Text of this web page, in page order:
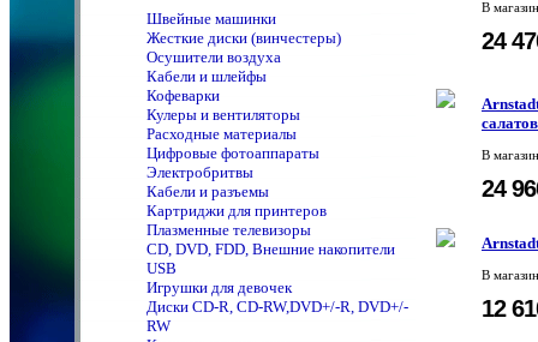
Швейные машинки
Жесткие диски (винчестеры)
Осушители воздуха
Кабели и шлейфы
Кофеварки
Кулеры и вентиляторы
Расходные материалы
Цифровые фотоаппараты
Электробритвы
Кабели и разъемы
Картриджи для принтеров
Плазменные телевизоры
CD, DVD, FDD, Внешние накопители
USB
Игрушки для девочек
Диски CD-R, CD-RW,DVD+/-R, DVD+/-
RW
В
24
В
24
В
12